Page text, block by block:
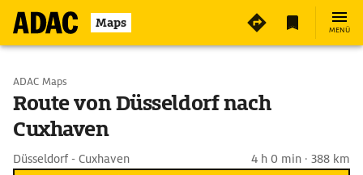
Maps MENÜ
Start wählen
Ziel eingeben
ADAC Maps
Route von Düsseldorf nach
Cuxhaven
Düsseldorf - Cuxhaven 4 h 0 min · 388 km